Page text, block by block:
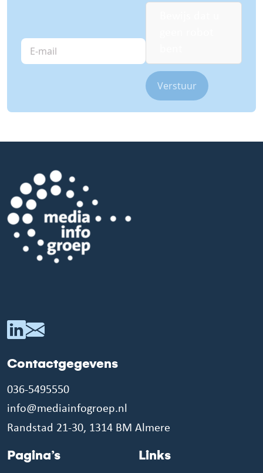
E-
mail
Contactgegevens
036-5495550
info@mediainfogroep.nl
Randstad 21-30, 1314 BM Almere
Pagina’s Links